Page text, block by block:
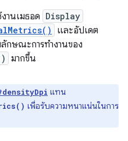
านเมธอด Display
และอัปเดต
กษณะการทำงานของ
มากขึ้น
แทน
เพื่อรับความหนาแน่นในการ